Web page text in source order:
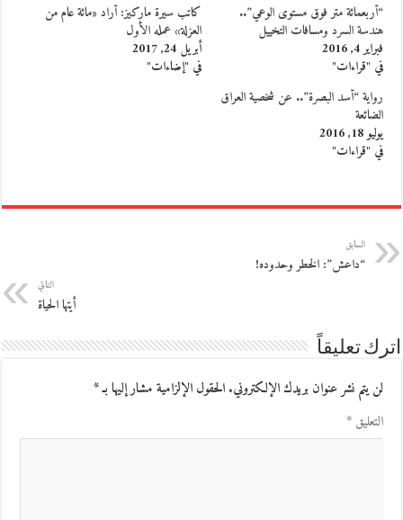
“أربعمائة متر فوق مستوى الوعي”..
هندسة السرد ومسافات التخييل
فبراير 4, 2016
في "قراءات"
كاتب سيرة ماركيز: أراد «مائة عام من
العزلة» عمله الأول
أبريل 24, 2017
في "إضاءات"
رواية “أسد البصرة”.. عن شخصية العراق
الضائعة
يوليو 18, 2016
في "قراءات"
السابق
“داعش”: الخطر وحدوده!
التالي
أيتها الحياة
اترك تعليقاً
لن يتم نشر عنوان بريدك الإلكتروني.الحقول الإلزامية مشار إليها بـ*
التعليق*